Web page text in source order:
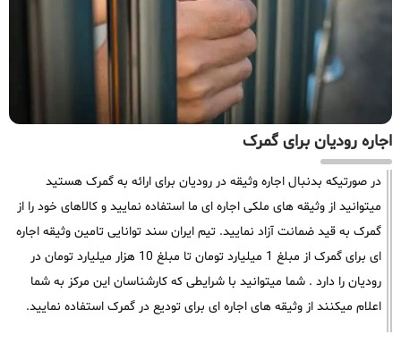
اجاره رودیان برای گمرک
در صورتیکه بدنبال اجاره وثیقه در رودیان برای ارائه به گمرک هستید
میتوانید از وثیقه های ملکی اجاره ای ما استفاده نمایید و کالاهای خود را از
گمرک به قید ضمانت آزاد نمایید. تیم ایران سند توانایی تامین وثیقه اجاره
ای برای گمرک از مبلغ 1 میلیارد تومان تا مبلغ 10 هزار میلیارد تومان در
رودیان را دارد . شما میتوانید با شرایطی که کارشناسان این مرکز به شما
اعلام میکنند از وثیقه های اجاره ای برای تودیع در گمرک استفاده نمایید.